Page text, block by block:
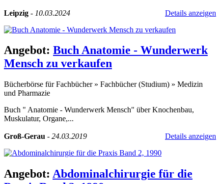
Leipzig - 10.03.2024 Details anzeigen
Angebot: Buch Anatomie - Wunderwerk
Mensch zu verkaufen
Bücherbörse für Fachbücher » Fachbücher (Studium) » Medizin
und Pharmazie
Buch " Anatomie - Wunderwerk Mensch" über Knochenbau,
Muskulatur, Organe,...
Groß-Gerau - 24.03.2019 Details anzeigen
Angebot: Abdominalchirurgie für die